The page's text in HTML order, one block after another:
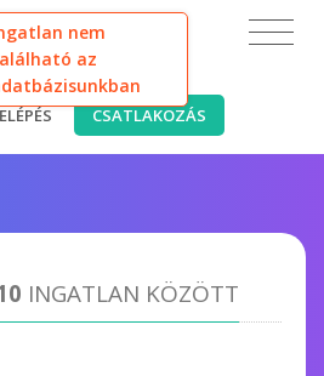
nem
az
CSATLAKOZÁS
INGATLAN KÖZÖTT